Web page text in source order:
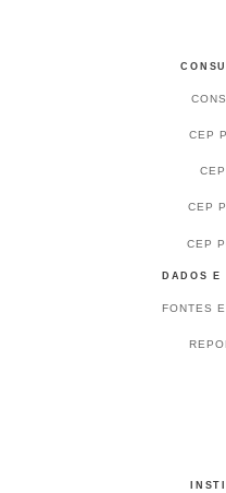
CEP
CEP
CEP
DADOS E
FONTES